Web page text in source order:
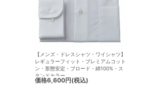
【メンズ・ドレスシャツ・ワイシャツ】
レギュラーフィット・プレミアムコット
ン・形態安定・ブロード・綿100%・ス
タンドカラー
価格6,600円(税込)